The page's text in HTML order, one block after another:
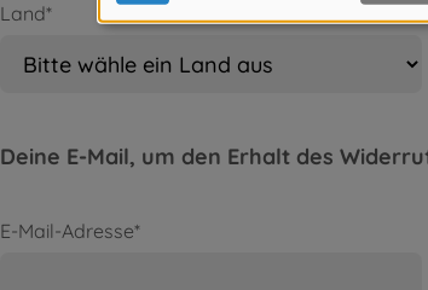
Land*
Deine E-Mail, um den Erhalt des
E-Mail-Adresse*